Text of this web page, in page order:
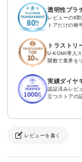
透明性プラ
レビューの8
トアだけの称
トラストリ
U-KOMI導入
開数で業界を
実績ダイヤ
認証済みレビ
立つストアの
レビューを書く